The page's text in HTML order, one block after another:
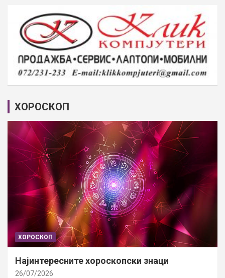
ХОРОСКОП
ХОРОСКОП
Најинтересните хороскопски знаци
26/07/2026